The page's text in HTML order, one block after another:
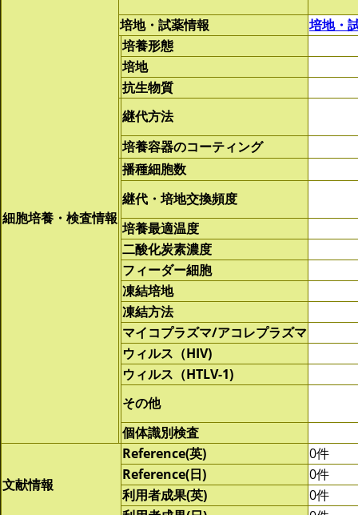
細胞培養・検査情報
培地・試薬情報
培地・
培養形態
培地
抗生物質
継代方法
培養容器のコーティング
播種細胞数
継代・培地交換頻度
培養最適温度
二酸化炭素濃度
フィーダー細胞
凍結培地
凍結方法
マイコプラズマ/アコレプラズマ
ウィルス（HIV)
ウィルス（HTLV-1)
その他
個体識別検査
文献情報
Reference(英)
0件
Reference(日)
0件
利用者成果(英)
0件